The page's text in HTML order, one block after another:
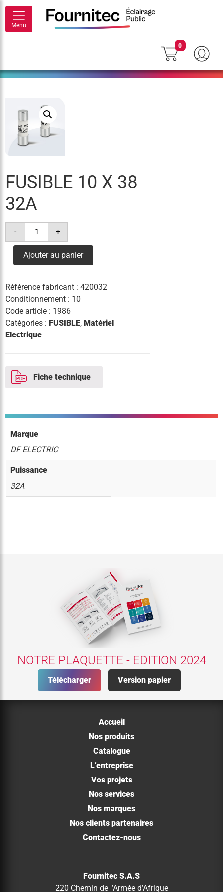
Menu
0
FUSIBLE 10 X 38
32A
-
quantité
fusible
x
38
+
Ajouter au panier
Référence fabricant :420032
Conditionnement : 10
Code article : 1986
Catégories :FUSIBLE,Matériel
Electrique
Fiche technique
Marque
DF ELECTRIC
Puissance
32A
NOTRE PLAQUETTE - EDITION 2024
Télécharger Version papier
Accueil
Nos produits
Catalogue
L’entreprise
Vos projets
Nos services
Nos marques
Nos clients partenaires
Contactez-nous
Fournitec S.A.S
220 Chemin de l’Armée d’Afrique